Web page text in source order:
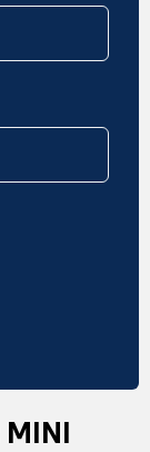
MINI